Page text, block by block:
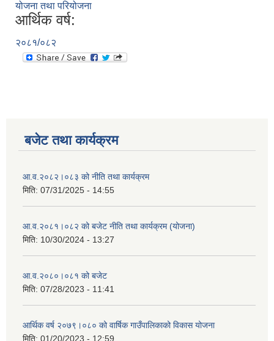
योजना तथा परियोजना
आर्थिक वर्ष:
२०८१/०८२
बजेट तथा कार्यक्रम
आ.व.२०८२।०८३ को नीति तथा कार्यक्रम
मिति: 07/31/2025 - 14:55
आ.व.२०८१।०८२ को बजेट नीति तथा कार्यक्रम (योजना)
मिति: 10/30/2024 - 13:27
आ.व.२०८०।०८१ को बजेट
मिति: 07/28/2023 - 11:41
आर्थिक वर्ष २०७९।०८० को वार्षिक गाउँपालिकाको विकास योजना
मिति: 01/20/2023 - 12:59